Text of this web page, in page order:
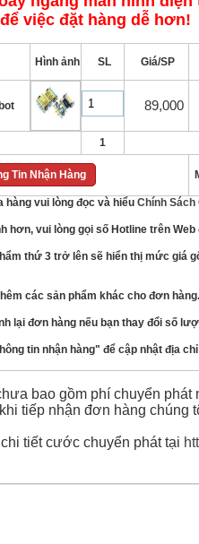
để việc đặt hàng dễ hơn!
Hình ảnh SL Giá/SP
89,000
1
Tin Nhận Hàng
hàng vui lòng đọc và hiểu Chính Sách
hơn, vui lòng gọi số Hotline trên Web
thứ 3 trở lên sẽ hiển thị mức giá
các sản phẩm khác cho đơn hàng.
lại đơn hàng nếu bạn thay đổi số
tin nhận hàng" để cập nhật địa
bao gồm phí chuyển
tiếp nhận đơn hàng chúng
tiết cước chuyển phát tại